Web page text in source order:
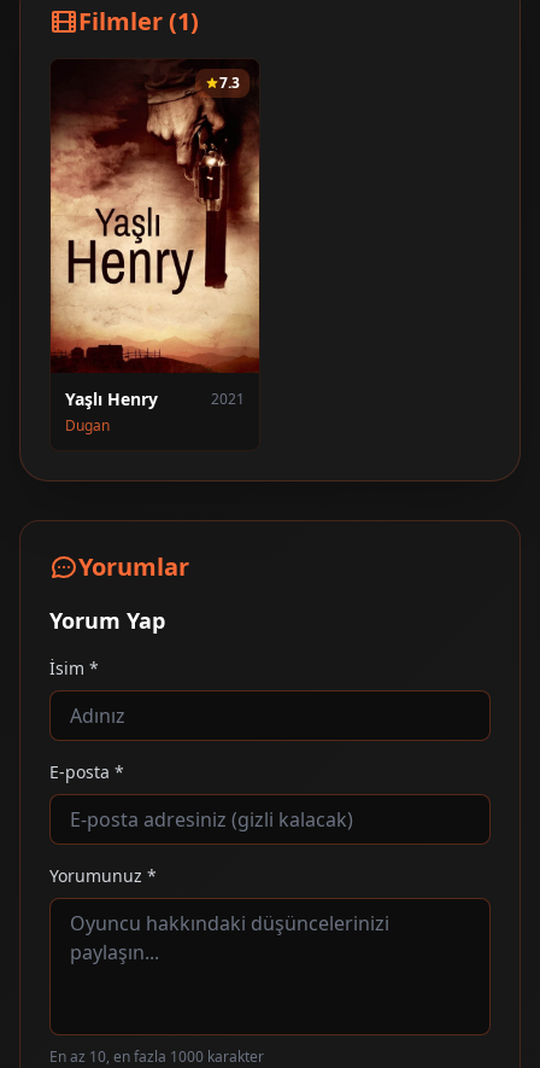
Filmler (1)
7.3
Yaşlı Henry
2021
Dugan
Yorumlar
Yorum Yap
İsim *
E-posta *
Yorumunuz *
En az 10, en fazla 1000 karakter